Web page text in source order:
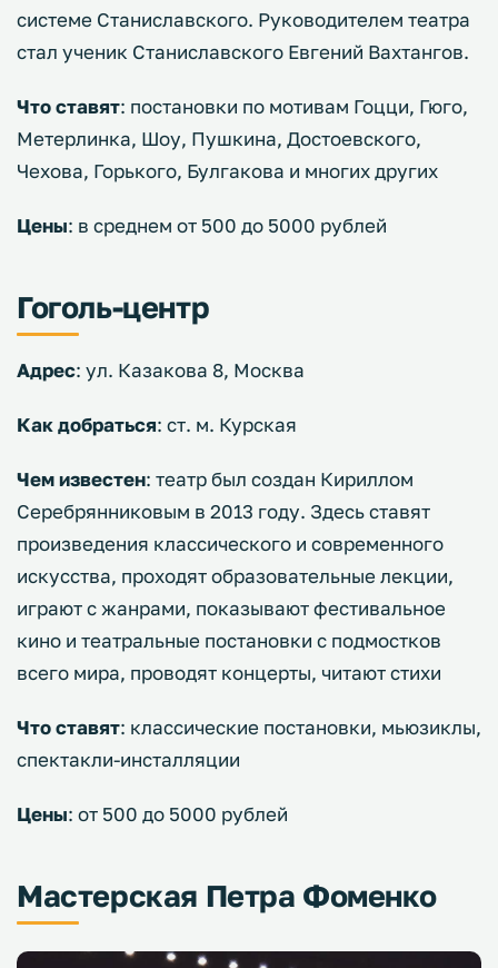
системе Станиславского. Руководителем театра
стал ученик Станиславского Евгений Вахтангов.
Что ставят: постановки по мотивам Гоцци, Гюго,
Метерлинка, Шоу, Пушкина, Достоевского,
Чехова, Горького, Булгакова и многих других
Цены: в среднем от 500 до 5000 рублей
Гоголь-центр
Адрес: ул. Казакова 8, Москва
Как добраться: ст. м. Курская
Чем известен: театр был создан Кириллом
Серебрянниковым в 2013 году. Здесь ставят
произведения классического и современного
искусства, проходят образовательные лекции,
играют с жанрами, показывают фестивальное
кино и театральные постановки с подмостков
всего мира, проводят концерты, читают стихи
Что ставят: классические постановки, мьюзиклы,
спектакли-инсталляции
Цены: от 500 до 5000 рублей
Мастерская Петра Фоменко